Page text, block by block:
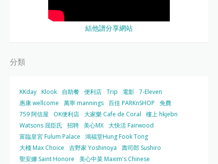
結他譜分享網站
分類
KKday Klook 自助餐 便利店 Trip 電影 7-Eleven
惠康 wellcome
萬寧 mannings 百佳 PARKnSHOP
免費
759 阿信屋
OK便利店 大家樂 Cafe de Coral
樓上 hkjebn
Watsons 屈臣氏
招聘 美心MX 大快活 Fairwood
富臨皇宮 Fulum Palace
鴻福堂Hung Fook Tong
大棧 Max Choice
吉野家 Yoshinoya
壽司郎 Sushiro
聖安娜 Saint Honore
美心中菜 Maxim's Chinese